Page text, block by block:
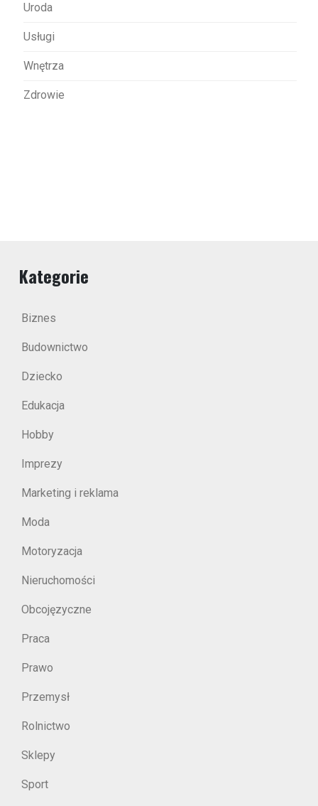
Uroda
Usługi
Wnętrza
Zdrowie
Kategorie
Biznes
Budownictwo
Dziecko
Edukacja
Hobby
Imprezy
Marketing i reklama
Moda
Motoryzacja
Nieruchomości
Obcojęzyczne
Praca
Prawo
Przemysł
Rolnictwo
Sklepy
Sport